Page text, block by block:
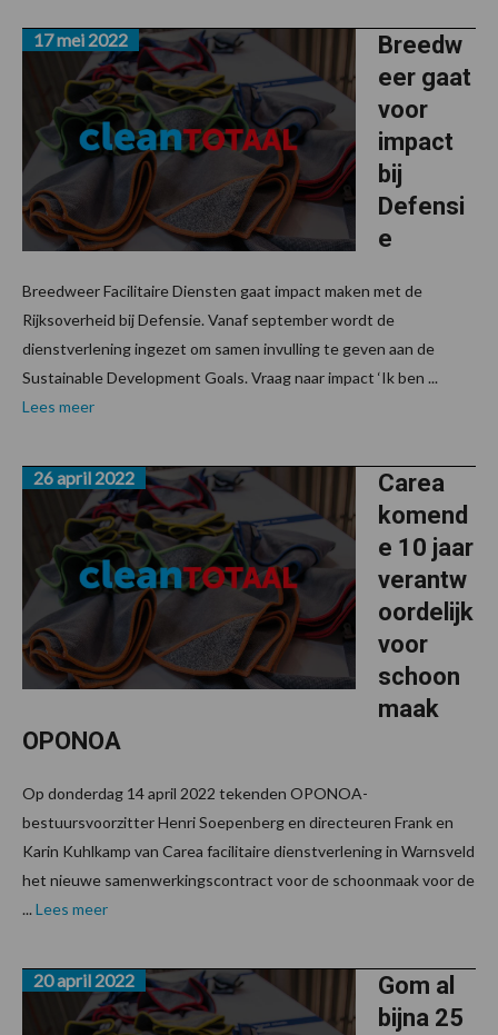
Breedw
eer gaat
voor
impact
bij
Defensi
e
17 mei 2022
Breedweer Facilitaire Diensten gaat impact maken met de
Rijksoverheid bij Defensie. Vanaf september wordt de
dienstverlening ingezet om samen invulling te geven aan de
Sustainable Development Goals. Vraag naar impact ‘Ik ben ...
Lees meer
Carea
komend
e 10 jaar
verantw
oordelijk
voor
schoon
maak
OPONOA
26 april 2022
Op donderdag 14 april 2022 tekenden OPONOA-
bestuursvoorzitter Henri Soepenberg en directeuren Frank en
Karin Kuhlkamp van Carea facilitaire dienstverlening in Warnsveld
het nieuwe samenwerkingscontract voor de schoonmaak voor de
...Lees meer
Gom al
bijna 25
20 april 2022